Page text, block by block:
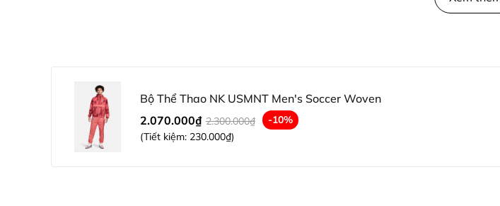
Bộ Thể Thao NK USMNT Men's Soccer Woven
2.070.000₫ 2.300.000₫
-10%
(Tiết kiệm: 230.000₫)